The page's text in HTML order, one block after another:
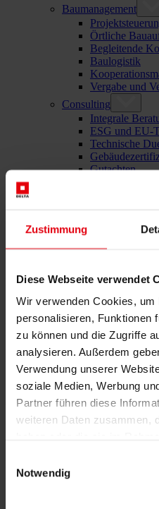
Zustimmung
Diese Webseite verwendet
Wir verwenden Cookies, um
personalisieren, Funktionen
zu können und die Zugriffe
analysieren. Außerdem
Verwendung unserer
soziale Medien, Werbung
Partner führen diese
weiteren Daten zusammen,
Notwendig
Baumanagement
Örtliche
Begleitende
Baulogistik
Vergabe und
Consulting
Integrale
ESG und EU-
Technische
Gutachten
Karriere
News & Events
News & Events
DOCK IN
Rohbauphase
Meilensteine
09. November 2021
Prag umfasst fünf
85.000m². DELTA Group ČR